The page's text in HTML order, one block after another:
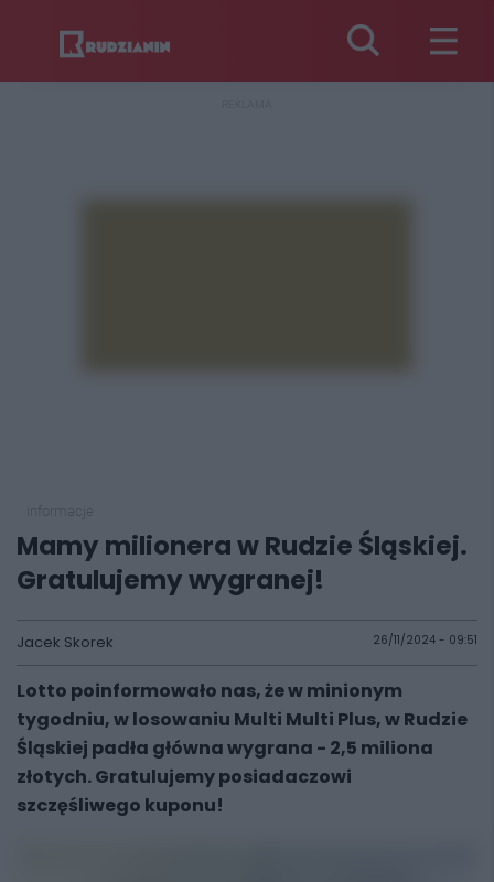
Mamy milionera w Rudzie Śląskiej.
Gratulujemy wygranej!
Jacek Skorek 26/11/2024 - 09:51
Lotto poinformowało nas, że w minionym
tygodniu, w losowaniu Multi Multi Plus, w Rudzie
Śląskiej padła główna wygrana - 2,5 miliona
złotych. Gratulujemy posiadaczowi
szczęśliwego kuponu!